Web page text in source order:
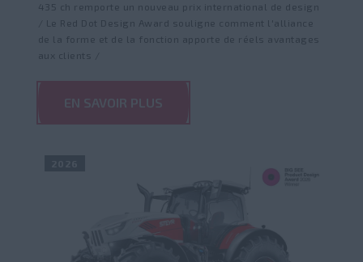
435 ch remporte un nouveau prix international de design
/ Le Red Dot Design Award souligne comment l'alliance
de la forme et de la fonction apporte de réels avantages
aux clients /
EN SAVOIR PLUS